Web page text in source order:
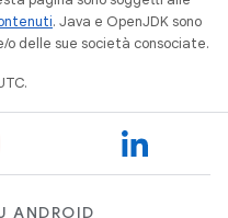
. Java e OpenJDK sono
delle sue società consociate.
ANDROID